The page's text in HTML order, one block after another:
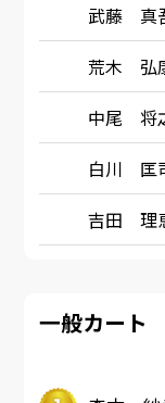
武藤 真
荒木 弘
中尾 将
白川 匡
吉田 理
一般カート